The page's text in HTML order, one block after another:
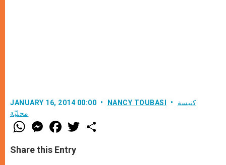
JANUARY 16, 2014 00:00 NANCY TOUBASI
كنيسة
محليّة
W
h
t
s
M
e
s
e
F
a
e
b
w
Share this Entry